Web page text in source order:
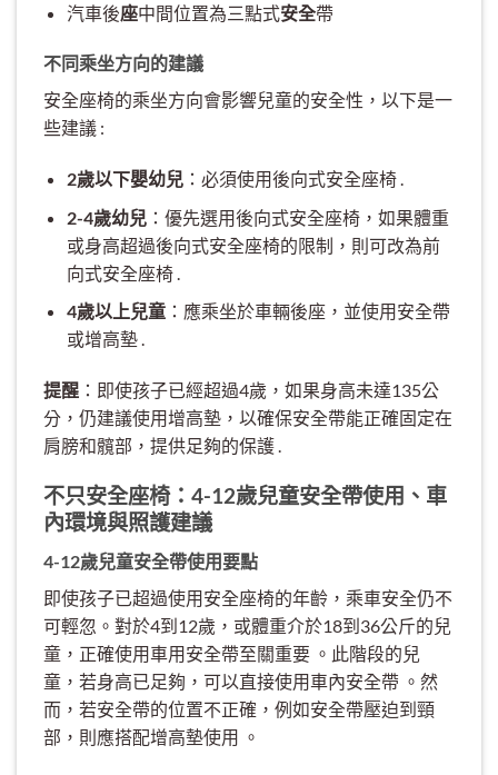
汽車後座中間位置為三點式安全帶
不同乘坐方向的建議
安全座椅的乘坐方向會影響兒童的安全性，以下是一
些建議 :
2歲以下嬰幼兒：必須使用後向式安全座椅 .
2-4歲幼兒：優先選用後向式安全座椅，如果體重
或身高超過後向式安全座椅的限制，則可改為前
向式安全座椅 .
4歲以上兒童：應乘坐於車輛後座，並使用安全帶
或增高墊 .
提醒 ：即使孩子已經超過4歲，如果身高未達135公
分，仍建議使用增高墊，以確保安全帶能正確固定在
肩膀和髖部，提供足夠的保護 .
不只安全座椅：4-12歲兒童安全帶使用、車
內環境與照護建議
4-12歲兒童安全帶使用要點
即使孩子已超過使用安全座椅的年齡，乘車安全仍不
可輕忽。對於4到12歲，或體重介於18到36公斤的兒
童，正確使用車用安全帶至關重要 。此階段的兒
童，若身高已足夠，可以直接使用車內安全帶 。然
而，若安全帶的位置不正確，例如安全帶壓迫到頸
部，則應搭配增高墊使用 。